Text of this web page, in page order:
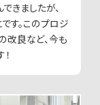
きましたが、
す。このプロジ
改良など、今も